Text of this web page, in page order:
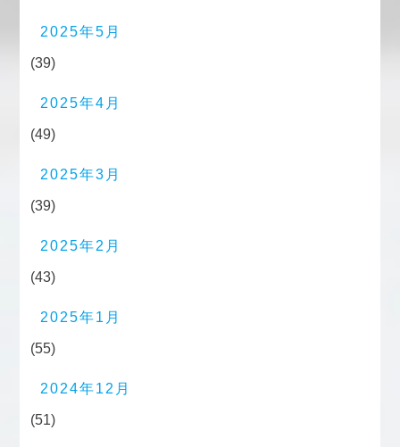
2025年5月
(39)
2025年4月
(49)
2025年3月
(39)
2025年2月
(43)
2025年1月
(55)
2024年12月
(51)